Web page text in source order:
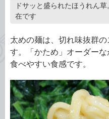
ドサッと盛られたほうれん
在です
太めの麺は、切れ味抜群
す。「かため」オーダー
食べやすい食感です。